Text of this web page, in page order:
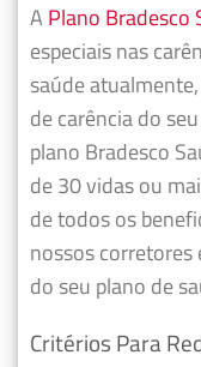
A Plano Bradesco
especiais nas
saúde
de carência do
plano Bradesco
de 30 vidas ou
de todos os
nossos corretores
do seu plano de
Critérios Para